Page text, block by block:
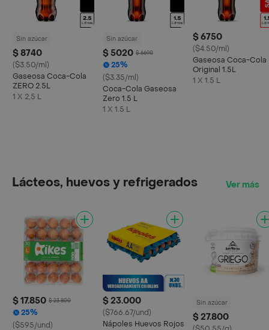
Sin azúcar
$ 8740
($3.50/ml)
Gaseosa Coca-Cola
ZERO 2.5L
1 X 2,5 L
Sin azúcar
$ 5020 $ 6690
25%
($3.35/ml)
Coca-Cola Gaseosa
Zero 1.5 L
1 X 1.5 L
$ 6750
($4.50/ml)
Gaseosa Coca-Cola
Original 1.5L
1 X 1.5 L
Lácteos, huevos y refrigerados Ver más
$ 17.850 $ 23.800
25%
($595/und)
$ 23.000
($766.67/und)
Nápoles Huevos Rojos
Sin azúcar
$ 27.800